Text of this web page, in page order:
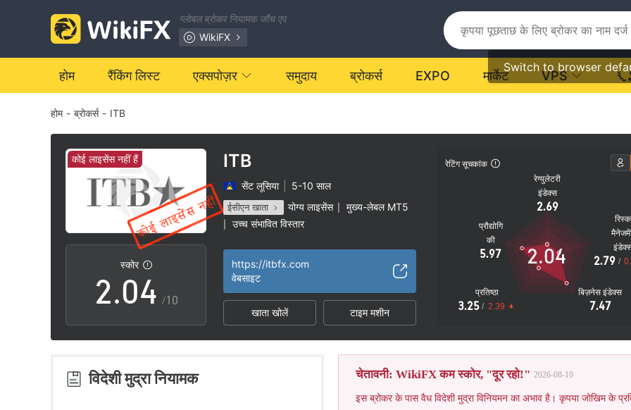
ग्लोबल ब्रोकर नियामक जाँच एप
WikiFX
Switch to browser
होम रैंकिंग लिस्ट एक्सपोज़र समुदाय ब्रोकर्स EXPO मार्केट VPS
होम - ब्रोकर्स - ITB
कोई लाइसेंस नहीं हैं
स्कोर
0
1
2
3
4
.0
1
2
0
1
2
3
4
5
6
/10
ITB
सेंट लूसिया 5-10 साल
ईसीएन खाता योग्य लाइसेंस मुख्य-लेबल MT5
उच्च संभावित विस्तार
https://itbfx.com
वेबसाइट
खाता खोलें टाइम मशीन
रेटिंग सूचकांक
रेग्युलेटरी
इंडेक्स
2.69
प्रौद्योगि
की
5.97
प्रतिष्ठा
3.25 / 2.39
बिज़नेस इंडेक्स
7.47
रिस्क
2.79 /
2.04
इस ब्रोकर का
विदेशी मुद्रा नियामक चेतावनी: WikiFX कम स्कोर, "दूर रहो!" 2026-08-10
इस ब्रोकर के पास वैध विदेशी मुद्रा विनियमन का अभाव है। कृपया जोखिम के